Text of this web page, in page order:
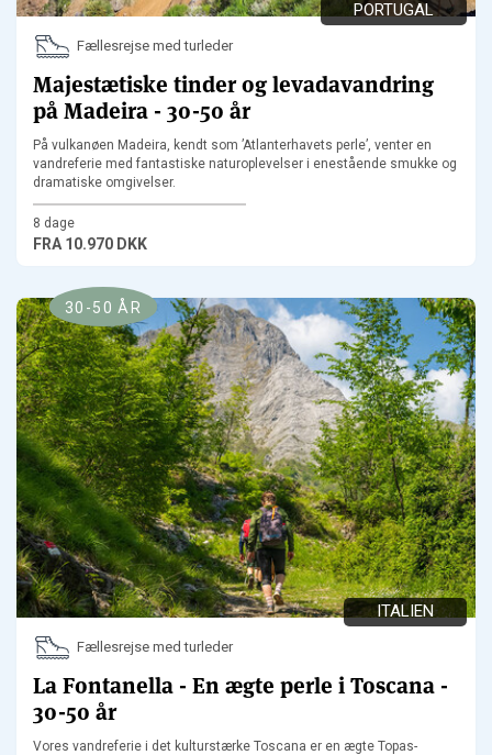
PORTUGAL
Fællesrejse med turleder
Majestætiske tinder og levadavandring
på Madeira - 30-50 år
På vulkanøen Madeira, kendt som ’Atlanterhavets perle’, venter en
vandreferie med fantastiske naturoplevelser i enestående smukke og
dramatiske omgivelser.
8 dage
FRA 10.970 DKK
30-50 ÅR
ITALIEN
Fællesrejse med turleder
La Fontanella - En ægte perle i Toscana -
30-50 år
Vores vandreferie i det kulturstærke Toscana er en ægte Topas-